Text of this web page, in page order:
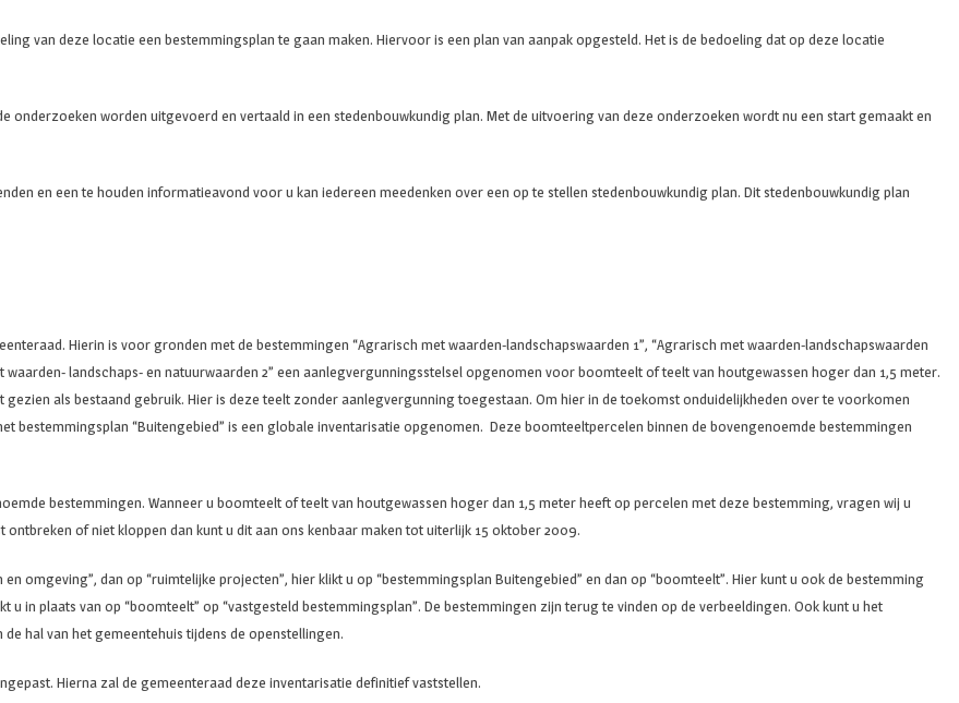
van deze locatie een bestemmingsplan te gaan maken. Hiervoor is een plan van aanpak opgesteld. Het is de bedoeling dat op deze locatie
worden uitgevoerd en vertaald in een stedenbouwkundig plan. Met de uitvoering van deze onderzoeken wordt nu een start gemaakt en
en een te houden informatieavond voor u kan iedereen meedenken over een op te stellen stedenbouwkundig plan. Dit stedenbouwkundig plan
Hierin is voor gronden met de bestemmingen “Agrarisch met waarden-landschapswaarden 1”, “Agrarisch met waarden-landschapswaarden
waarden- landschaps- en natuurwaarden 2” een aanlegvergunningsstelsel opgenomen voor boomteelt of teelt van houtgewassen hoger dan 1,5 meter.
als bestaand gebruik. Hier is deze teelt zonder aanlegvergunning toegestaan. Om hier in de toekomst onduidelijkheden over te voorkomen
bestemmingsplan “Buitengebied” is een globale inventarisatie opgenomen. Deze boomteeltpercelen binnen de bovengenoemde bestemmingen
bestemmingen. Wanneer u boomteelt of teelt van houtgewassen hoger dan 1,5 meter heeft op percelen met deze bestemming, vragen wij u
of niet kloppen dan kunt u dit aan ons kenbaar maken tot uiterlijk 15 oktober 2009.
omgeving”, dan op “ruimtelijke projecten”, hier klikt u op “bestemmingsplan Buitengebied” en dan op “boomteelt”. Hier kunt u ook de bestemming
in plaats van op “boomteelt” op “vastgesteld bestemmingsplan”. De bestemmingen zijn terug te vinden op de verbeeldingen. Ook kunt u het
hal van het gemeentehuis tijdens de openstellingen.
Hierna zal de gemeenteraad deze inventarisatie definitief vaststellen.